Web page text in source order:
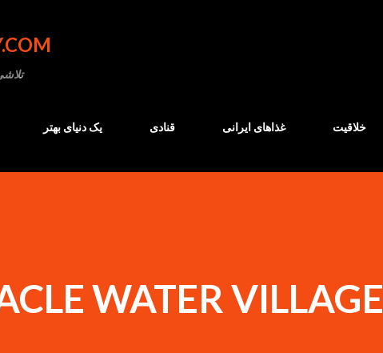
یک دنیای بهتر قنادی غذاهای ایرانی خلاقیت
WATER VILLAGE